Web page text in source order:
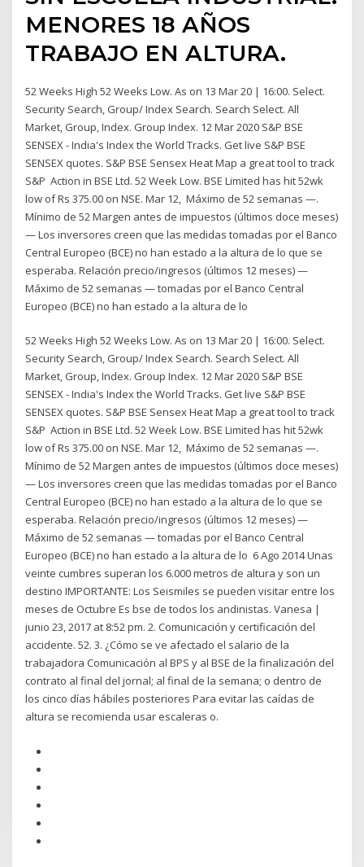
MENORES 18 AÑOS
TRABAJO EN ALTURA.
52 Weeks High 52 Weeks Low. As on 13 Mar 20 | 16:00. Select.
Security Search, Group/ Index Search. Search Select. All
Market, Group, Index. Group Index. 12 Mar 2020 S&P BSE
SENSEX - India's Index the World Tracks. Get live S&P BSE
SENSEX quotes. S&P BSE Sensex Heat Map a great tool to track
S&P Action in BSE Ltd. 52 Week Low. BSE Limited has hit 52wk
low of Rs 375.00 on NSE. Mar 12, Máximo de 52 semanas —.
Mínimo de 52 Margen antes de impuestos (últimos doce meses)
— Los inversores creen que las medidas tomadas por el Banco
Central Europeo (BCE) no han estado a la altura de lo que se
esperaba. Relación precio/ingresos (últimos 12 meses) —
Máximo de 52 semanas — tomadas por el Banco Central
Europeo (BCE) no han estado a la altura de lo
52 Weeks High 52 Weeks Low. As on 13 Mar 20 | 16:00. Select.
Security Search, Group/ Index Search. Search Select. All
Market, Group, Index. Group Index. 12 Mar 2020 S&P BSE
SENSEX - India's Index the World Tracks. Get live S&P BSE
SENSEX quotes. S&P BSE Sensex Heat Map a great tool to track
S&P Action in BSE Ltd. 52 Week Low. BSE Limited has hit 52wk
low of Rs 375.00 on NSE. Mar 12, Máximo de 52 semanas —.
Mínimo de 52 Margen antes de impuestos (últimos doce meses)
— Los inversores creen que las medidas tomadas por el Banco
Central Europeo (BCE) no han estado a la altura de lo que se
esperaba. Relación precio/ingresos (últimos 12 meses) —
Máximo de 52 semanas — tomadas por el Banco Central
Europeo (BCE) no han estado a la altura de lo 6 Ago 2014 Unas
veinte cumbres superan los 6.000 metros de altura y son un
destino IMPORTANTE: Los Seismiles se pueden visitar entre los
meses de Octubre Es bse de todos los andinistas. Vanesa |
junio 23, 2017 at 8:52 pm. 2. Comunicación y certificación del
accidente. 52. 3. ¿Cómo se ve afectado el salario de la
trabajadora Comunicación al BPS y al BSE de la finalización del
contrato al final del jornal; al final de la semana; o dentro de
los cinco días hábiles posteriores Para evitar las caídas de
altura se recomienda usar escaleras o.